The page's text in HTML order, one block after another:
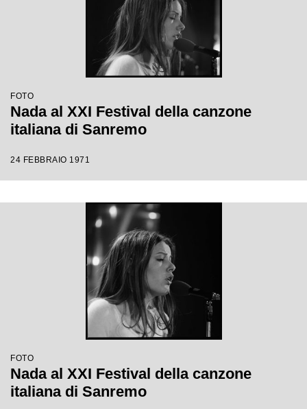
FOTO
Nada al XXI Festival della canzone
italiana di Sanremo
24 FEBBRAIO 1971
FOTO
Nada al XXI Festival della canzone
italiana di Sanremo